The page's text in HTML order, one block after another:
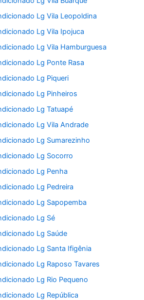
Lg Vila Leopoldina
Lg Vila Ipojuca
Lg Vila Hamburguesa
Lg Ponte Rasa
Lg Piqueri
Lg Pinheiros
Lg Tatuapé
Lg Vila Andrade
Lg Sumarezinho
Lg Socorro
Lg Penha
Lg Pedreira
Lg Sapopemba
Lg Sé
Lg Saúde
Lg Santa Ifigênia
Lg Raposo Tavares
Lg Rio Pequeno
Lg República